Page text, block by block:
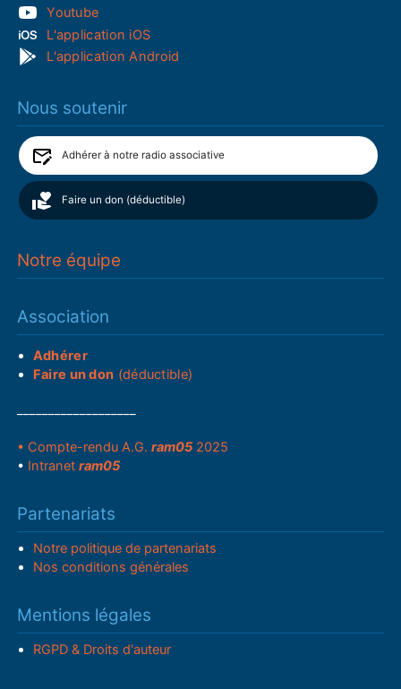
Youtube
L'application iOS
L'application Android
Nous soutenir
Adhérer à notre radio associative
Faire un don (déductible)
Notre équipe
Association
Adhérer
Faire un don (déductible)
• Compte-rendu A.G.ram05 2025
• Intranetram05
Partenariats
Notre politique de partenariats
Nos conditions générales
Mentions légales
RGPD & Droits d'auteur